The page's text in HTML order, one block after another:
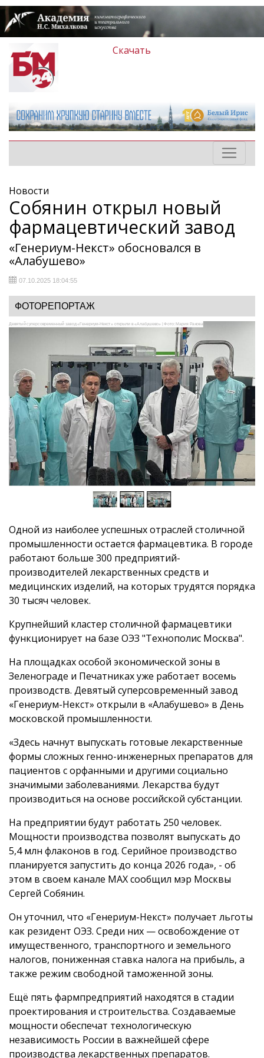
Скачать
Новости
Собянин открыл новый
фармацевтический завод
«Генериум-Некст» обосновался в
«Алабушево»
07.10.2025 18:04:55
ФОТОРЕПОРТАЖ
Девятый суперсовременный завод «Генериум-Некст» открыли в «Алабушево» | Фото: Мария Ракова
Одной из наиболее успешных отраслей столичной
промышленности остается фармацевтика. В городе
работают больше 300 предприятий-
производителей лекарственных средств и
медицинских изделий, на которых трудятся порядка
30 тысяч человек.
Крупнейший кластер столичной фармацевтики
функционирует на базе ОЭЗ "Технополис Москва".
На площадках особой экономической зоны в
Зеленограде и Печатниках уже работает восемь
производств. Девятый суперсовременный завод
«Генериум-Некст» открыли в «Алабушево» в День
московской промышленности.
«Здесь начнут выпускать готовые лекарственные
формы сложных генно-инженерных препаратов для
пациентов с орфанными и другими социально
значимыми заболеваниями. Лекарства будут
производиться на основе российской субстанции.
На предприятии будут работать 250 человек.
Мощности производства позволят выпускать до
5,4 млн флаконов в год. Серийное производство
планируется запустить до конца 2026 года», - об
этом в своем канале MAX сообщил мэр Москвы
Сергей Собянин.
Он уточнил, что «Генериум-Некст» получает льготы
как резидент ОЭЗ. Среди них — освобождение от
имущественного, транспортного и земельного
налогов, пониженная ставка налога на прибыль, а
также режим свободной таможенной зоны.
Ещё пять фармпредприятий находятся в стадии
проектирования и строительства. Создаваемые
мощности обеспечат технологическую
независимость России в важнейшей сфере
производства лекарственных препаратов.